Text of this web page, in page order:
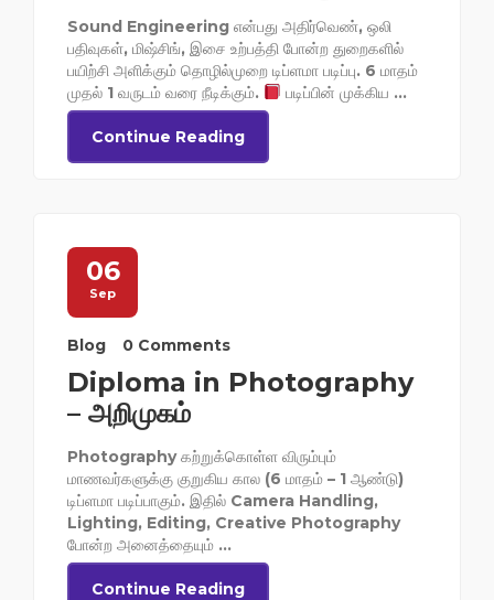
Sound Engineering என்பது அதிர்வெண், ஒலி
பதிவுகள், மிஷ்சிங், இசை உற்பத்தி போன்ற துறைகளில்
பயிற்சி அளிக்கும் தொழில்முறை டிப்ளமா படிப்பு. 6 மாதம்
முதல் 1 வருடம் வரை நீடிக்கும்.
படிப்பின் முக்கிய ...
Continue Reading
06
Sep
Blog 0 Comments
Diploma in Photography
– அறிமுகம்
Photography கற்றுக்கொள்ள விரும்பும்
மாணவர்களுக்கு குறுகிய கால (6 மாதம் – 1 ஆண்டு)
டிப்ளமா படிப்பாகும். இதில் Camera Handling,
Lighting, Editing, Creative Photography
போன்ற அனைத்தையும் ...
Continue Reading